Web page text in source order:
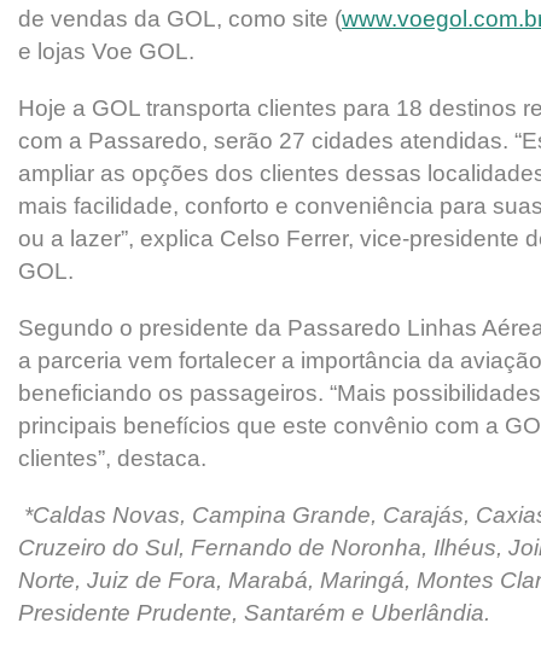
de vendas da GOL, como site (
e lojas Voe GOL.
Hoje a GOL transporta clientes para 18 destinos
com a Passaredo, serão 27 cidades atendidas.
ampliar as opções dos clientes dessas
mais facilidade, conforto e conveniência para
ou a lazer”, explica Celso Ferrer, vice-presidente
GOL.
Segundo o presidente da Passaredo Linhas
a parceria vem fortalecer a importância da
beneficiando os passageiros. “Mais
principais benefícios que este convênio com a
clientes”, destaca.
*Caldas Novas, Campina Grande, Carajás,
Cruzeiro do Sul, Fernando de Noronha, Ilhéus,
Norte, Juiz de Fora, Marabá, Maringá, Montes
Presidente Prudente, Santarém e Uberlândia.